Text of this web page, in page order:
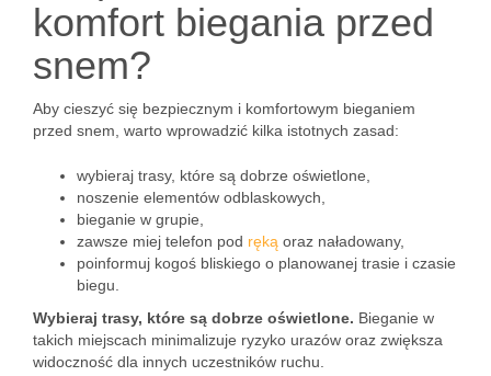
komfort biegania przed
snem?
Aby cieszyć się bezpiecznym i komfortowym bieganiem
przed snem, warto wprowadzić kilka istotnych zasad:
wybieraj trasy, które są dobrze oświetlone,
noszenie elementów odblaskowych,
bieganie w grupie,
zawsze miej telefon pod ręką oraz naładowany,
poinformuj kogoś bliskiego o planowanej trasie i czasie
biegu.
Wybieraj trasy, które są dobrze oświetlone. Bieganie w
takich miejscach minimalizuje ryzyko urazów oraz zwiększa
widoczność dla innych uczestników ruchu.